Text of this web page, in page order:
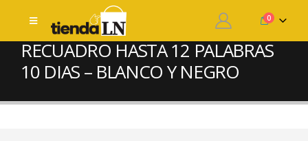
0
LETRA NEGRILLA CON
RECUADRO HASTA 12 PALABRAS
10 DIAS – BLANCO Y NEGRO